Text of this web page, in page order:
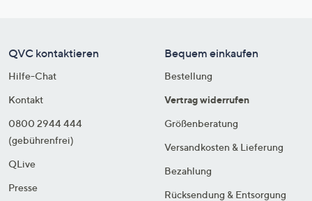
QVC kontaktieren
Hilfe-Chat
Kontakt
0800 2944 444
(gebührenfrei)
QLive
Presse
Bequem einkaufen
Bestellung
Vertrag widerrufen
Größenberatung
Versandkosten & Lieferung
Bezahlung
Rücksendung & Entsorgung